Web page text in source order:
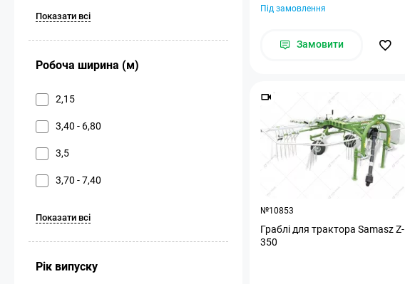
Показати всі
Робоча ширина (м)
2,15
3,40 - 6,80
3,5
3,70 - 7,40
Показати всі
Рік випуску
Під замовлення
Замовити
№10853
Граблі для трактора Samasz Z-
350